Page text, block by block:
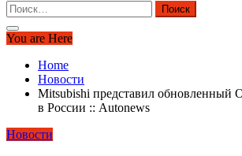
Найти:
You are Here
Home
Новости
Mitsubishi представил обновленный
в России :: Autonews
Новости